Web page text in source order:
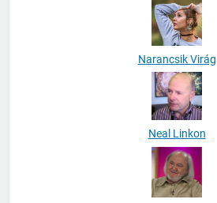
Narancsik Virág
Neal Linkon